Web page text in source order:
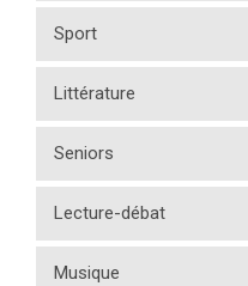
Sport
Littérature
Seniors
Lecture-débat
Musique